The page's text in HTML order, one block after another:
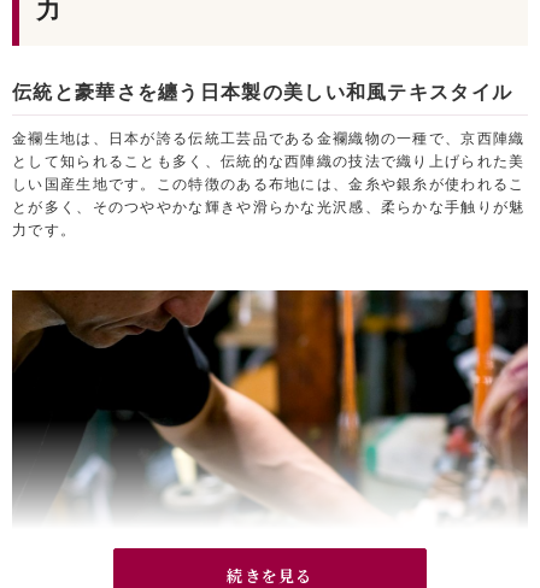
力
伝統と豪華さを纏う日本製の美しい和風テキスタイル
金襴生地は、日本が誇る伝統工芸品である金襴織物の一種で、京西陣織
として知られることも多く、伝統的な西陣織の技法で織り上げられた美
しい国産生地です。この特徴のある布地には、金糸や銀糸が使われるこ
とが多く、そのつややかな輝きや滑らかな光沢感、柔らかな手触りが魅
力です。
続きを見る